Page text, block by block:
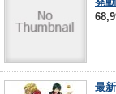
最